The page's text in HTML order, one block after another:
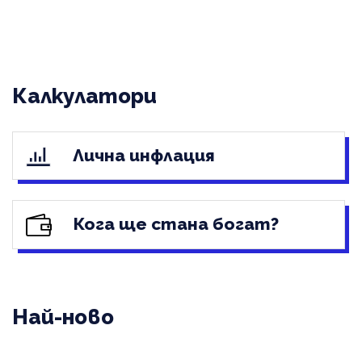
Калкулатори
Лична инфлация
Кога ще стана богат?
Най-ново